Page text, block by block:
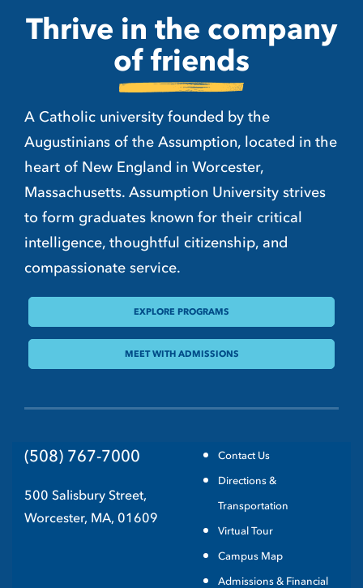
Thrive in the company
of friends
A Catholic university founded by the
Augustinians of the Assumption, located in the
heart of New England in Worcester,
Massachusetts. Assumption University strives
to form graduates known for their critical
intelligence, thoughtful citizenship, and
compassionate service.
EXPLORE PROGRAMS
MEET WITH ADMISSIONS
(508) 767-7000
500 Salisbury Street,
Worcester, MA, 01609
Contact Us
Directions &
Transportation
Virtual Tour
Campus Map
Admissions & Financial